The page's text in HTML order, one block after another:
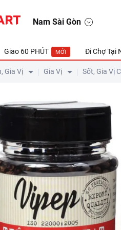
Nam Sài Gòn
Giao 60 PHÚT MỚI Đi Chợ Tại
Gia Vị Gia Vị Sốt, Gia Vị